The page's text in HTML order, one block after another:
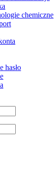
chemiczne
hasło